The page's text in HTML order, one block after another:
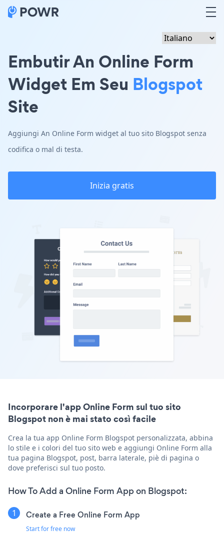
Embutir An Online Form
Widget Em Seu Blogspot
Site
Aggiungi An Online Form widget al tuo sito Blogspot senza
codifica o mal di testa.
Inizia gratis
Incorporare l'app Online Form sul tuo sito
Blogspot non è mai stato così facile
Crea la tua app Online Form Blogspot personalizzata, abbina
lo stile e i colori del tuo sito web e aggiungi Online Form alla
tua pagina Blogspot, post, barra laterale, piè di pagina o
dove preferisci sul tuo posto.
How To Add a Online Form App on Blogspot:
Create a Free Online Form App
Start for free now